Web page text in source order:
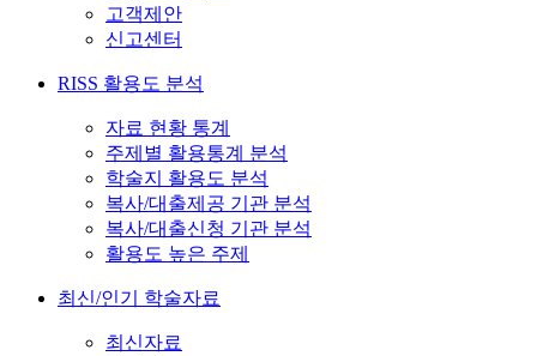
고객제안
신고센터
RISS 활용도 분석
자료 현황 통계
주제별 활용통계 분석
학술지 활용도 분석
복사/대출제공 기관 분석
복사/대출신청 기관 분석
활용도 높은 주제
최신/인기 학술자료
최신자료